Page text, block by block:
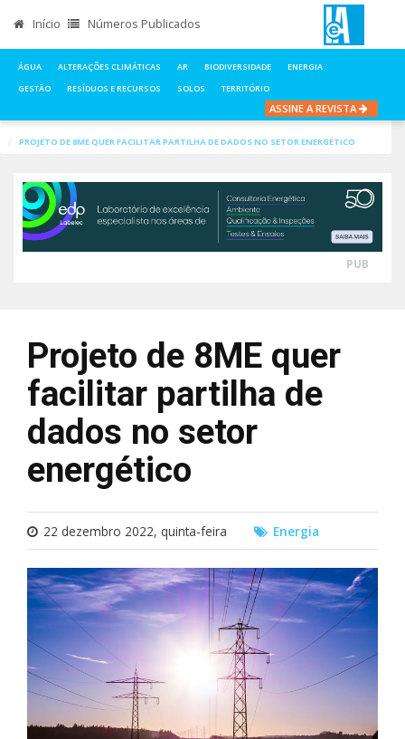
Início Números Publicados
ÁGUA ALTERAÇÕES CLIMÁTICAS AR BIODIVERSIDADE
ENERGIA
GESTÃO
RESÍDUOS E RECURSOS SOLOS TERRITÓRIO
ASSINE A REVISTA
PROJETO DE 8ME QUER FACILITAR PARTILHA DE DADOS NO SETOR ENERGÉTICO
PUB
Projeto de 8ME quer
facilitar partilha de
dados no setor
energético
22 dezembro 2022, quinta-feira Energia